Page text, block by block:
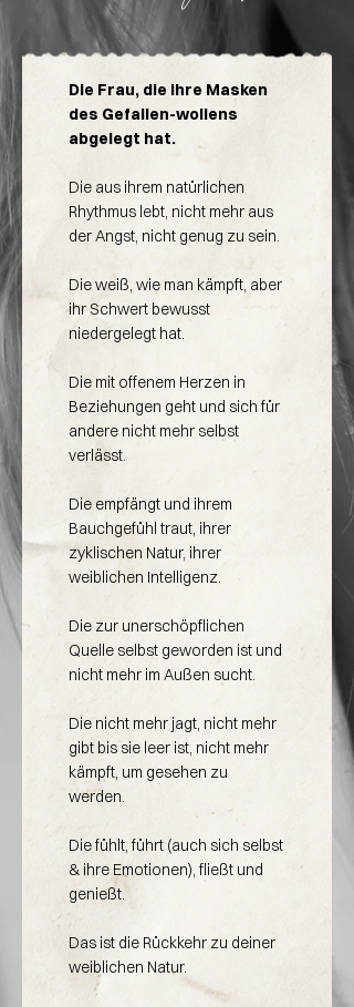
Die Frau, die ihre Masken
des Gefallen-wollens
abgelegt hat.
Die aus ihrem natürlichen
Rhythmus lebt, nicht mehr aus
der Angst, nicht genug zu sein.
Die weiß, wie man kämpft, aber
ihr Schwert bewusst
niedergelegt hat.
Die mit offenem Herzen in
Beziehungen geht und sich für
andere nicht mehr selbst
verlässt.
Die empfängt und ihrem
Bauchgefühl traut, ihrer
zyklischen Natur, ihrer
weiblichen Intelligenz.
Die zur unerschöpflichen
Quelle selbst geworden ist und
nicht mehr im Außen sucht.
Die nicht mehr jagt, nicht mehr
gibt bis sie leer ist, nicht mehr
kämpft, um gesehen zu
werden.
Die fühlt, führt (auch sich selbst
& ihre Emotionen), fließt und
genießt.
Das ist die Rückkehr zu deiner
weiblichen Natur.